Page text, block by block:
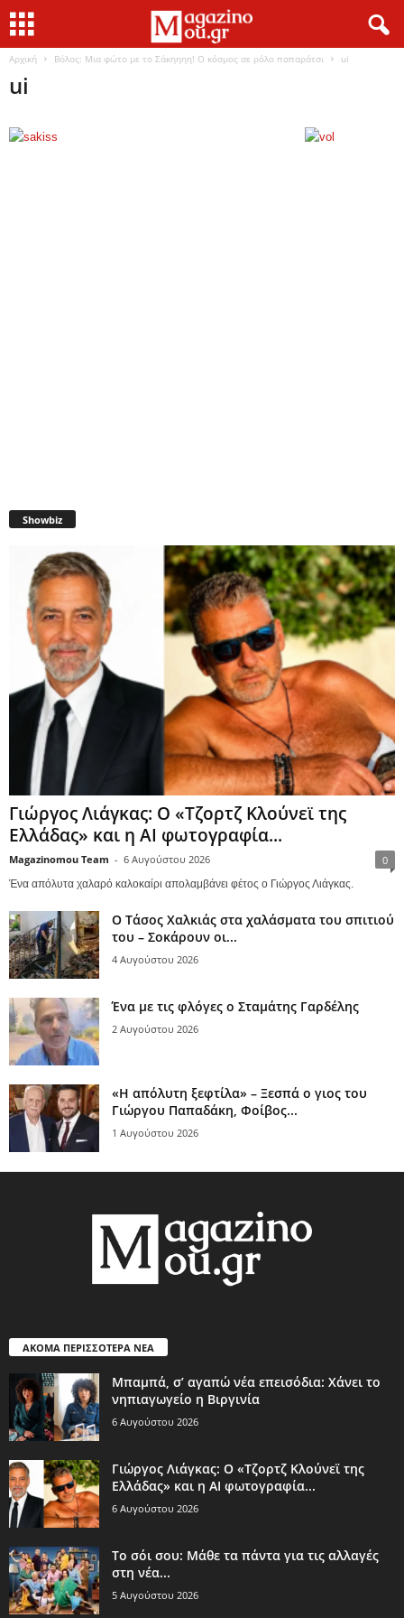
Αρχική Βόλος: Μια φώτο με το Σάκηηηη! Ο κόσμος σε ρόλο παπαράτσι ui
ui
Showbiz
Γιώργος Λιάγκας: Ο «Τζορτζ Κλούνεϊ της
Ελλάδας» και η AI φωτογραφία...
Magazinomou Team - 6 Αυγούστου 2026 0
Ένα απόλυτα χαλαρό καλοκαίρι απολαμβάνει φέτος ο Γιώργος Λιάγκας.
Ο Τάσος Χαλκιάς στα χαλάσματα του σπιτιού
του – Σοκάρουν οι...
4 Αυγούστου 2026
Ένα με τις φλόγες ο Σταμάτης Γαρδέλης
2 Αυγούστου 2026
«Η απόλυτη ξεφτίλα» – Ξεσπά ο γιος του
Γιώργου Παπαδάκη, Φοίβος...
1 Αυγούστου 2026
ΑΚΟΜΑ ΠΕΡΙΣΣΟΤΕΡΑ ΝΕΑ
Μπαμπά, σ’ αγαπώ νέα επεισόδια: Χάνει το
νηπιαγωγείο η Βιργινία
6 Αυγούστου 2026
Γιώργος Λιάγκας: Ο «Τζορτζ Κλούνεϊ της
Ελλάδας» και η AI φωτογραφία...
6 Αυγούστου 2026
Το σόι σου: Μάθε τα πάντα για τις αλλαγές
στη νέα...
5 Αυγούστου 2026